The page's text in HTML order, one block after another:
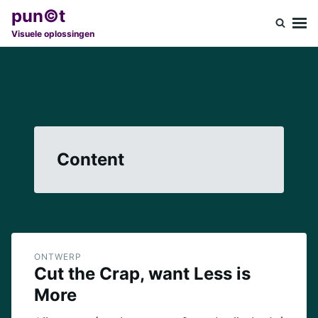
Ga
naar
Zoeken
naar:
pun©t
Visuele oplossingen
Content
ONTWERP
Cut the Crap, want Less is
More